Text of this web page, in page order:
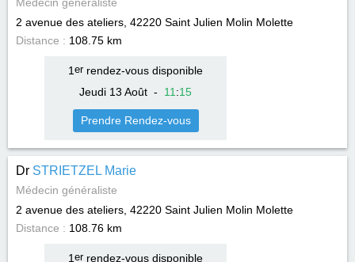
2 avenue des ateliers, 42220 Saint Julien Molin Molette
Distance : 108.75 km
1 errendez-vous disponible
Jeudi 13 Août - 11 :15
Prendre Rendez-vous
Dr STRIETZEL Marie
Médecin généraliste
2 avenue des ateliers, 42220 Saint Julien Molin Molette
Distance : 108.76 km
1 errendez-vous disponible